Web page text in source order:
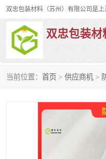
双忠包装材
当前位置： 首页 > 供应商机 >
裹包网兜